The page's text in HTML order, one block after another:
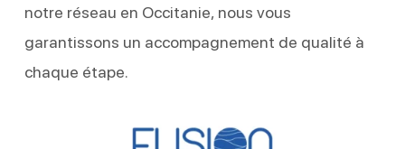
notre réseau en Occitanie, nous vous
garantissons un accompagnement de qualité à
chaque étape.